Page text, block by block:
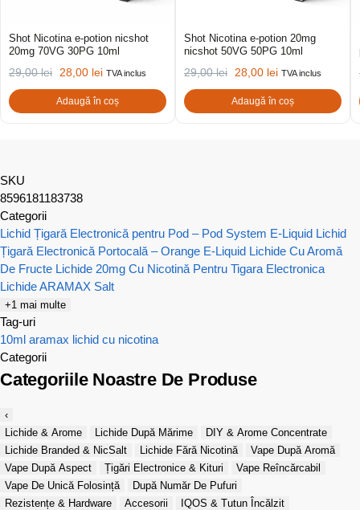
Shot Nicotina e-potion nicshot
20mg 70VG 30PG 10ml
29,00lei 28,00 lei TVA inclus
Adaugă în coș
Shot Nicotina e-potion 20mg
nicshot 50VG 50PG 10ml
29,00lei 28,00 lei TVA inclus
Adaugă în coș
SKU
8596181183738
Categorii
Lichid Țigară Electronică pentru Pod – Pod System E-Liquid Lichid
Țigară Electronică Portocală – Orange E-Liquid Lichide Cu Aromă
De Fructe Lichide 20mg Cu Nicotină Pentru Tigara Electronica
Lichide ARAMAX Salt
+1 mai multe
Tag-uri
10ml aramax lichid cu nicotina
Categorii
Categoriile Noastre De Produse
‹
Lichide & Arome
Lichide După Mărime
DIY & Arome Concentrate
Lichide Branded & NicSalt
Lichide Fără Nicotină
Vape După Aromă
Vape După Aspect
Țigări Electronice & Kituri
Vape Reîncărcabil
Vape De Unică Folosință
După Număr De Pufuri
Rezistențe & Hardware
Accesorii
IQOS & Tutun Încălzit